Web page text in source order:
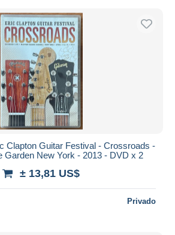
Clapton Guitar Festival - Crossroads -
Garden New York - 2013 - DVD x 2
± 13,81 US$
Privado